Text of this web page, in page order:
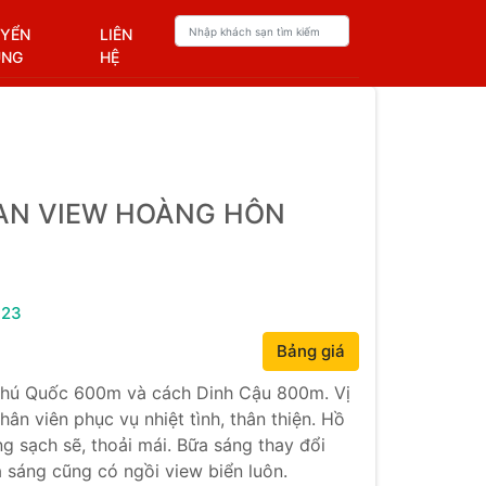
LIÊN
HỆ
VIEW HOÀNG HÔN
Bảng giá
Quốc 600m và cách Dinh Cậu 800m. Vị
viên phục vụ nhiệt tình, thân thiện. Hồ
sạch sẽ, thoải mái. Bữa sáng thay đổi
cũng có ngồi view biển luôn.